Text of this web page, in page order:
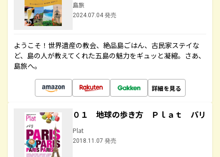
島旅
2024.07.04 発売
ようこそ！世界遺産の教会、絶品島ごはん、古民家ステイな
ど、島の人が教えてくれた五島の魅力をギュッと凝縮。さあ、
島旅へ。
詳細を見る
０１ 地球の歩き方 Ｐｌａｔ パリ
Plat
2018.11.07 発売